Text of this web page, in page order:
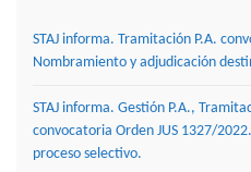
STAJ informa. Tramitación P.A.
Nombramiento y adjudicación
STAJ informa. Gestión P.A.,
convocatoria Orden JUS 1327/
proceso selectivo.